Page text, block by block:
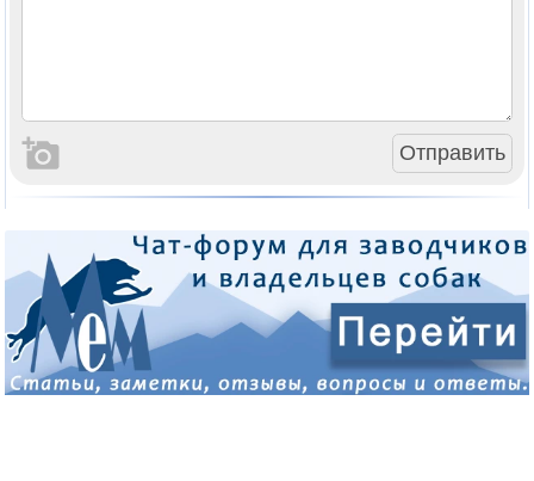
Отправить